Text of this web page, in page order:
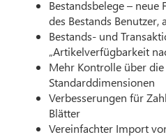
Bestandsbelege – neue
des Bestands Benutzer,
Bestands- und
„Artikelverfügbarkeit
Mehr Kontrolle über
Standarddimensionen
Verbesserungen für
Blätter
Vereinfachter Import